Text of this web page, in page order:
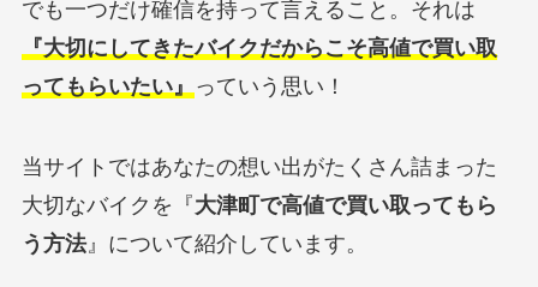
でも一つだけ確信を持って言えること。それは
『大切にしてきたバイクだからこそ高値で買い取
ってもらいたい』 っていう思い！
当サイトではあなたの想い出がたくさん詰まった
大切なバイクを『大津町で高値で買い取ってもら
う方法』について紹介しています。